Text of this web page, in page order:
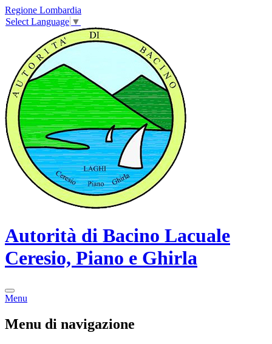
Regione Lombardia
Select Language ▼
Autorità di Bacino Lacuale
Ceresio, Piano e Ghirla
Menu
Menu di navigazione